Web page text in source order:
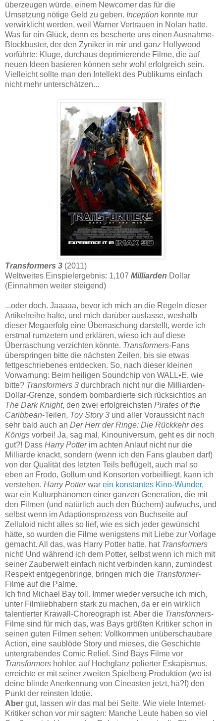
überzeugen würde, einem Newcomer das für die
Umsetzung nötige Geld zu geben. Inception konnte nur
verwirklicht werden, weil Warner Vertrauen in Nolan hatte.
Was für ein Glück, denn es bescherte uns einen Ausnahme-
Blockbuster, der den Zyniker in mir und ganz Hollywood
vorführte: Kluge, durchaus deprimierende Filme, die auf
neuen Ideen basieren können sehr wohl erfolgreich sein.
Vielleicht sollte man den Intellekt des Publikums einfach
nicht mehr unterschätzen...
Transformers 3 (2011)
Weltweites Einspielergebnis: 1,107 Milliarden Dollar
(Einnahmen weiter steigend)
...oder doch. Jaaaaa, bevor ich mich an die Regeln dieser
Artikelreihe halte, und mich darüber auslasse, weshalb
dieser Megaerfolg eine Überraschung darstellt, werde ich
erstmal rumzetern und erklären, wieso ich auf diese
Überraschung verzichten könnte. Transformers-Fans
überspringen bitte die nächsten Zeilen, bis sie etwas
fettgeschriebenes entdecken. So, nach dieser kleinen
Vorwarnung: Beim heiligen Soundchip von WALL•E, wie
bitte? Transformers 3 durchbrach nicht nur die Milliarden-
Dollar-Grenze, sondern bombardierte sich rücksichtlos an
The Dark Knight, den zwei erfolgreichsten Pirates of the
Caribbean-Teilen, Toy Story 3 und aller Voraussicht nach
sehr bald auch an Der Herr der Ringe: Die Rückkehr des
Königs vorbei! Ja, sag mal, Kinouniversum, geht es dir noch
gut?! Dass Harry Potterim achten Anlauf nicht nur die
Milliarde knackt, sondern (wenn ich den Fans glauben darf)
von der Qualität des letzten Teils beflügelt, auch mal so
eben an Frodo, Gollum und Konsorten vorbeifliegt, kann ich
verstehen. Harry Potterwar ein konstantes Kino-Wunder,
war ein Kulturphänomen einer ganzen Generation, die mit
den Filmen (und natürlich auch den Büchern) aufwuchs, und
selbst wenn im Adaptionsprozess von Buchseite auf
Zelluloid nicht alles so lief, wie es sich jeder gewünscht
hätte, so wurden die Filme wenigstens mit Liebe zur Vorlage
gemacht. All das, was Harry Potter hatte, hat Transformers
nicht! Und während ich dem Potter, selbst wenn ich mich mit
seiner Zauberwelt einfach nicht verbinden kann, zumindest
Respekt entgegenbringe, bringen mich die Transformer-
Filme auf die Palme.
Ich find Michael Bay toll. Immer wieder versuche ich mich,
unter Filmliebhabern stark zu machen, da er ein wirklich
talentierter Krawall-Choreograph ist. Aber die Transformers-
Filme sind für mich das, was Bays größten Kritiker schon in
seinen guten Filmen sehen: Vollkommen unüberschaubare
Action, eine saublöde Story und mieses, die Geschichte
untergrabendes Comic Relief. Sind Bays Filme vor
Transformers hohler, auf Hochglanz polierter Eskapismus,
erreichte er mit seiner zweiten Spielberg-Produktion (wo ist
deine blinde Anerkennung von Cineasten jetzt, hä?!) den
Punkt der reinsten Idotie.
Aber gut, lassen wir das mal bei Seite. Wie viele Internet-
Kritiker schon vor mir sagten: Manche Leute haben so viel